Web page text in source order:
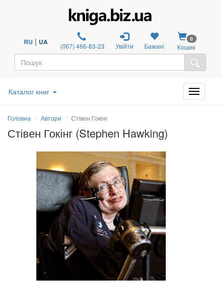
RU | UA (067) 466-83-23 Увійти Бажані
0
Кошик
Каталог книг
Головна Автори Стівен Гокінг
Стівен Гокінг (Stephen Hawking)